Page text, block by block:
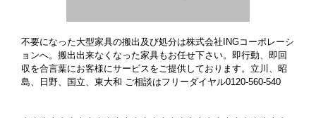
不要になった大型家具の搬出及び処分は株式会社INGコーポレーシ
ョンへ。搬出出来なくなった家具もお任せ下さい。即行動、即回
収を合言葉にお客様にサービスをご提供しております。立川、昭
島、日野、国立、東大和 ご相談はフリーダイヤル0120-560-540